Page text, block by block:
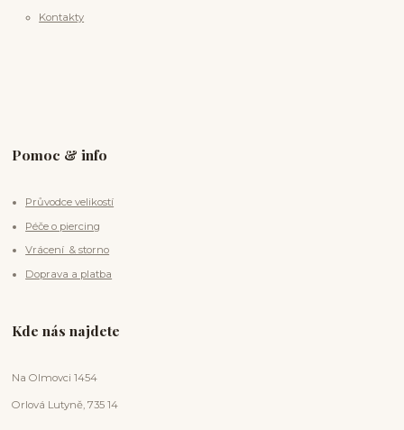
Kontakty
Pomoc & info
Průvodce velikostí
Péče o piercing
Vrácení & storno
Doprava a platba
Kde nás najdete
Na Olmovci 1454
Orlová Lutyně, 735 14